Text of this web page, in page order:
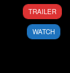
29
May
2019
Yoo
Sun-
dong
TRAILER
WATCH